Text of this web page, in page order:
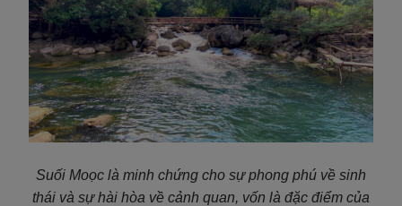
Suối Moọc là minh chứng cho sự phong phú về sinh
thái và sự hài hòa về cảnh quan, vốn là đặc điểm của